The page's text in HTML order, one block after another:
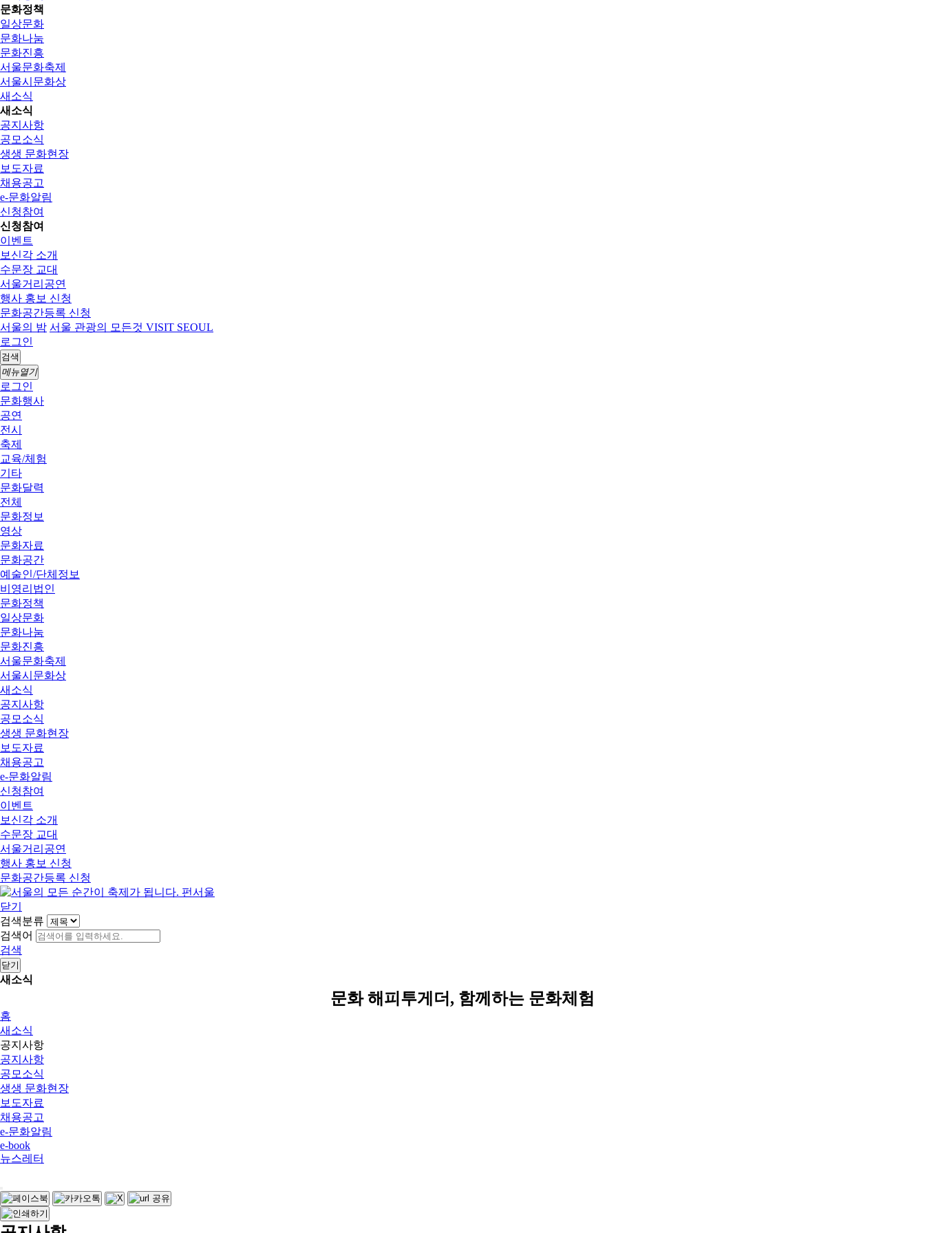
문화정책
일상문화
문화나눔
문화진흥
서울문화축제
서울시문화상
새소식
새소식
공지사항
공모소식
생생 문화현장
보도자료
채용공고
e-문화알림
신청참여
신청참여
이벤트
보신각 소개
수문장 교대
서울거리공연
행사 홍보 신청
문화공간등록 신청
서울의 밤 서울 관광의 모든것 VISIT SEOUL
로그인
검색
메뉴열기
로그인
문화행사
공연
전시
축제
교육/체험
기타
문화달력
전체
문화정보
영상
문화자료
문화공간
예술인/단체정보
비영리법인
문화정책
일상문화
문화나눔
문화진흥
서울문화축제
서울시문화상
새소식
공지사항
공모소식
생생 문화현장
보도자료
채용공고
e-문화알림
신청참여
이벤트
보신각 소개
수문장 교대
서울거리공연
행사 홍보 신청
문화공간등록 신청
닫기
검색분류
검색어
검색
닫기
새소식
문화 해피투게더, 함께하는 문화체험
홈
새소식
공지사항
공지사항
공모소식
생생 문화현장
보도자료
채용공고
e-문화알림
e-book
뉴스레터